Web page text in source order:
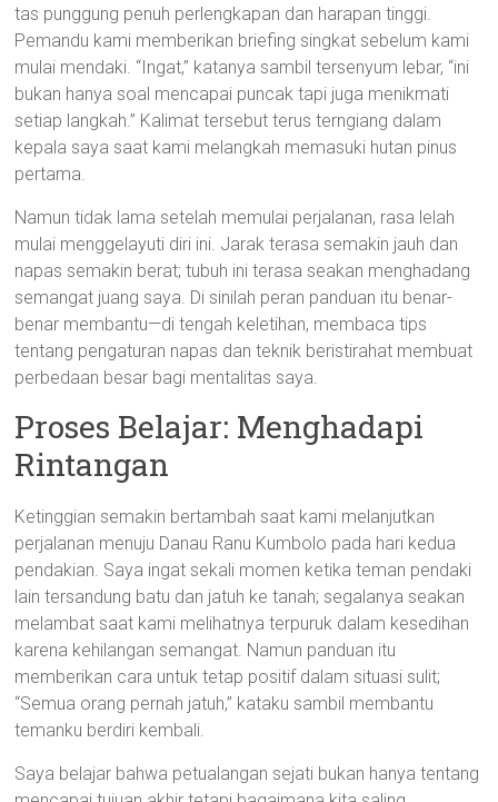
tas punggung penuh perlengkapan dan harapan tinggi.
Pemandu kami memberikan briefing singkat sebelum kami
mulai mendaki. “Ingat,” katanya sambil tersenyum lebar, “ini
bukan hanya soal mencapai puncak tapi juga menikmati
setiap langkah.” Kalimat tersebut terus terngiang dalam
kepala saya saat kami melangkah memasuki hutan pinus
pertama.
Namun tidak lama setelah memulai perjalanan, rasa lelah
mulai menggelayuti diri ini. Jarak terasa semakin jauh dan
napas semakin berat; tubuh ini terasa seakan menghadang
semangat juang saya. Di sinilah peran panduan itu benar-
benar membantu—di tengah keletihan, membaca tips
tentang pengaturan napas dan teknik beristirahat membuat
perbedaan besar bagi mentalitas saya.
Proses Belajar: Menghadapi
Rintangan
Ketinggian semakin bertambah saat kami melanjutkan
perjalanan menuju Danau Ranu Kumbolo pada hari kedua
pendakian. Saya ingat sekali momen ketika teman pendaki
lain tersandung batu dan jatuh ke tanah; segalanya seakan
melambat saat kami melihatnya terpuruk dalam kesedihan
karena kehilangan semangat. Namun panduan itu
memberikan cara untuk tetap positif dalam situasi sulit;
“Semua orang pernah jatuh,” kataku sambil membantu
temanku berdiri kembali.
Saya belajar bahwa petualangan sejati bukan hanya tentang